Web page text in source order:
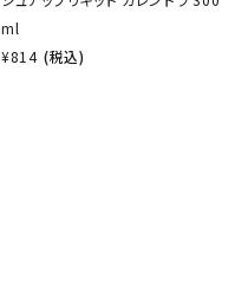
ml
¥814 (税込)